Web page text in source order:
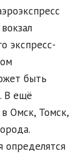
экспресс-
быть
В ещё
Омск, Томск,
определятся